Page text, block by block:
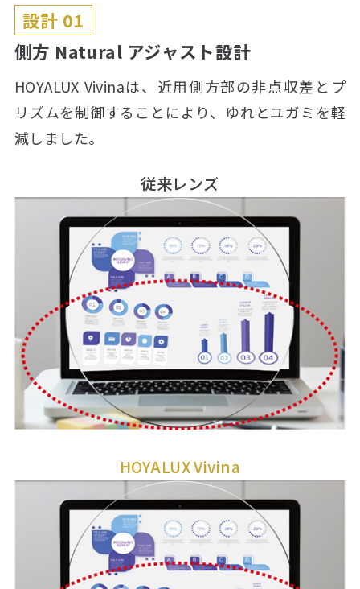
設計 01
側方 Natural アジャスト設計
HOYALUX Vivinaは、近用側方部の非点収差とプ
リズムを制御することにより、ゆれとユガミを軽
減しました。
従来レンズ
HOYALUX Vivina